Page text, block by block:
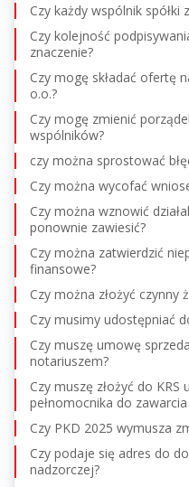
Czy każdy wspólnik spółki
Czy kolejność
znaczenie?
Czy mogę składać ofertę
o.o.?
Czy mogę zmienić
wspólników?
czy można sprostować
Czy można wycofać
Czy można wznowić
ponownie zawiesić?
Czy można zatwierdzić
finansowe?
Czy można złożyć czynny
Czy musimy udostępniać
Czy muszę umowę
notariuszem?
Czy muszę złożyć do KRS
pełnomocnika do
Czy PKD 2025 wymusza
Czy podaje się adres do
nadzorczej?